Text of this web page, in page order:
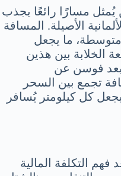
مسارًا رائعًا يجذب
الأصيلة. المسافة
ما يجعل
الخلابة بين هذين
فوسن عن
تجمع بين السحر
يجعل كل كيلومتر يُسافر
فهم التكلفة المالية